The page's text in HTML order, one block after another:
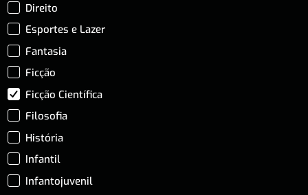
Direito
Esportes e Lazer
Fantasia
Ficção
Ficção Científica
Filosofia
História
Infantil
Infantojuvenil